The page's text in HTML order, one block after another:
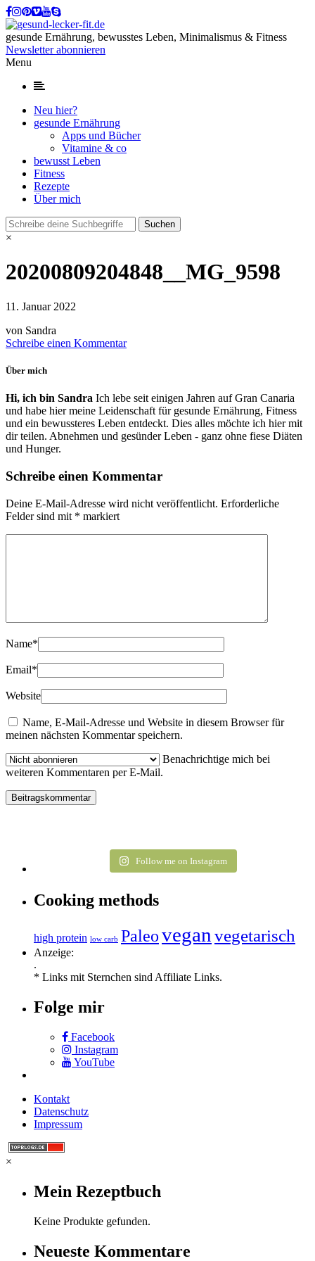
gesunde Ernährung, bewusstes Leben, Minimalismus & Fitness
Newsletter abonnieren
Menu
Neu hier?
gesunde Ernährung
Apps und Bücher
Vitamine & co
bewusst Leben
Fitness
Rezepte
Über mich
×
20200809204848__MG_9598
11. Januar 2022
von Sandra
Schreibe einen Kommentar
Über mich
Hi, ich bin Sandra Ich lebe seit einigen Jahren auf Gran Canaria
und habe hier meine Leidenschaft für gesunde Ernährung, Fitness
und ein bewussteres Leben entdeckt. Dies alles möchte ich hier mit
dir teilen. Abnehmen und gesünder Leben - ganz ohne fiese Diäten
und Hunger.
Schreibe einen Kommentar
Deine E-Mail-Adresse wird nicht veröffentlicht. Erforderliche
Felder sind mit * markiert
Name*
Email*
Website
Name, E-Mail-Adresse und Website in diesem Browser für
meinen nächsten Kommentar speichern.
Benachrichtige mich bei
weiteren Kommentaren per E-Mail.
Follow me on Instagram
Cooking methods
high protein low carb Paleoveganvegetarisch
Anzeige:
.
* Links mit Sternchen sind Affiliate Links.
Folge mir
Facebook
Instagram
YouTube
Kontakt
Datenschutz
Impressum
×
Mein Rezeptbuch
Keine Produkte gefunden.
Neueste Kommentare